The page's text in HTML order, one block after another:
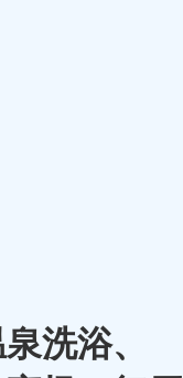
洗浴、